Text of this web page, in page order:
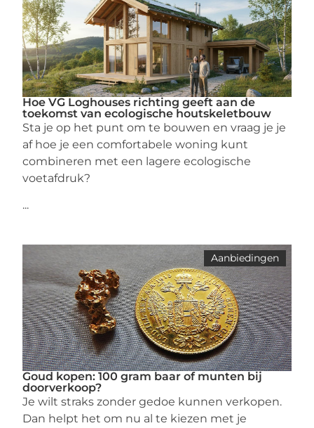
Hoe VG Loghouses richting geeft aan de
toekomst van ecologische houtskeletbouw
Sta je op het punt om te bouwen en vraag je je
af hoe je een comfortabele woning kunt
combineren met een lagere ecologische
voetafdruk?
...
Aanbiedingen
Goud kopen: 100 gram baar of munten bij
doorverkoop?
Je wilt straks zonder gedoe kunnen verkopen.
Dan helpt het om nu al te kiezen met je